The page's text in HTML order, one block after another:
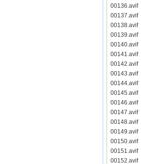
00136.avif
00137.avif
00138.avif
00139.avif
00140.avif
00141.avif
00142.avif
00143.avif
00144.avif
00145.avif
00146.avif
00147.avif
00148.avif
00149.avif
00150.avif
00151.avif
00152.avif